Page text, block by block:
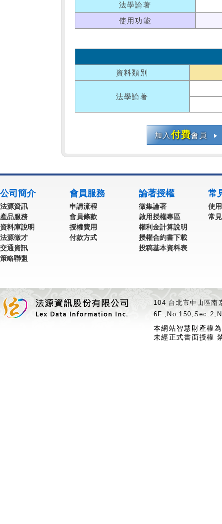
法學論著
使用功能
資料類別
法學論著
加入付費會員
公司簡介
法源資訊
產品服務
資料庫說明
法源徵才
交通資訊
策略聯盟
會員服務
申請流程
會員條款
授權費用
付款方式
論著授權
徵集論著
啟用授權專區
權利金計算說明
授權合約書下載
投稿基本資料表
常
使
常
104 台北市中山區
本網站智慧財產權
未經正式書面授權